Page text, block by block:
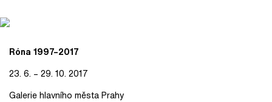
Róna 1997–2017
23. 6. – 29. 10. 2017
Galerie hlavního města Prahy